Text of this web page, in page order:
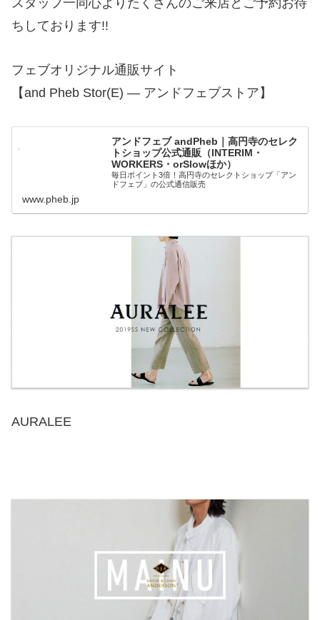
ちしております!!
フェブオリジナル通販サイト
【and Pheb Stor(E) — アンドフェブストア】
アンドフェブ andPheb｜高円寺のセレク
トショップ公式通販（INTERIM・
WORKERS・orSlowほか）
毎日ポイント3倍！高円寺のセレクトショップ「アン
ドフェブ」の公式通信販売
www.pheb.jp
AURALEE